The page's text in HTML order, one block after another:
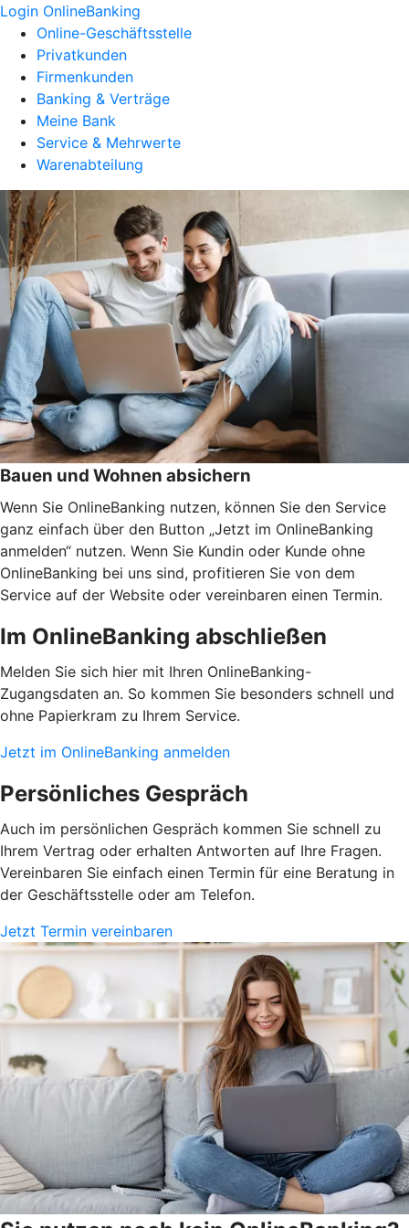
Login OnlineBanking
Online-Geschäftsstelle
Privatkunden
Firmenkunden
Banking & Verträge
Meine Bank
Service & Mehrwerte
Warenabteilung
Bauen und Wohnen absichern
Wenn Sie OnlineBanking nutzen, können Sie den Service
ganz einfach über den Button „Jetzt im OnlineBanking
anmelden“ nutzen. Wenn Sie Kundin oder Kunde ohne
OnlineBanking bei uns sind, profitieren Sie von dem
Service auf der Website oder vereinbaren einen Termin.
Im OnlineBanking abschließen
Melden Sie sich hier mit Ihren OnlineBanking-
Zugangsdaten an. So kommen Sie besonders schnell und
ohne Papierkram zu Ihrem Service.
Jetzt im OnlineBanking anmelden
Persönliches Gespräch
Auch im persönlichen Gespräch kommen Sie schnell zu
Ihrem Vertrag oder erhalten Antworten auf Ihre Fragen.
Vereinbaren Sie einfach einen Termin für eine Beratung in
der Geschäftsstelle oder am Telefon.
Jetzt Termin vereinbaren